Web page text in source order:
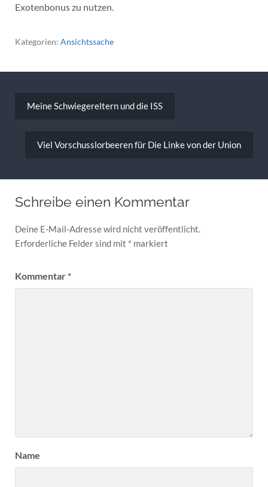
Exotenbonus zu nutzen.
Kategorien: Ansichtssache
Meine Schwiegereltern und die ISS
Viel Vorschusslorbeeren für Die Linke von der Union
Schreibe einen Kommentar
Deine E-Mail-Adresse wird nicht veröffentlicht.
Erforderliche Felder sind mit * markiert
Kommentar*
Name